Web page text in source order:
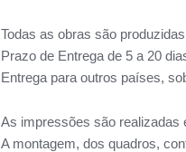
Todas as obras são
Prazo de Entrega de 5 a 20
Entrega para outros países,
As impressões são realizadas
A montagem, dos quadros,